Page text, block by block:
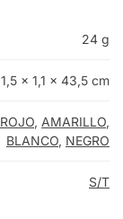
24 g
1,5 × 1,1 × 43,5 cm
ROJO, AMARILLO,
BLANCO, NEGRO
S/T